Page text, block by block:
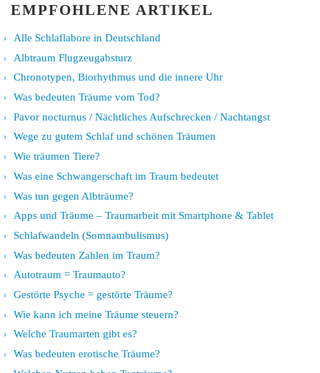
EMPFOHLENE ARTIKEL
Alle Schlaflabore in Deutschland
Albtraum Flugzeugabsturz
Chronotypen, Biorhythmus und die innere Uhr
Was bedeuten Träume vom Tod?
Pavor nocturnus / Nächtliches Aufschrecken / Nachtangst
Wege zu gutem Schlaf und schönen Träumen
Wie träumen Tiere?
Was eine Schwangerschaft im Traum bedeutet
Was tun gegen Albträume?
Apps und Träume – Traumarbeit mit Smartphone & Tablet
Schlafwandeln (Somnambulismus)
Was bedeuten Zahlen im Traum?
Autotraum = Traumauto?
Gestörte Psyche = gestörte Träume?
Wie kann ich meine Träume steuern?
Welche Traumarten gibt es?
Was bedeuten erotische Träume?